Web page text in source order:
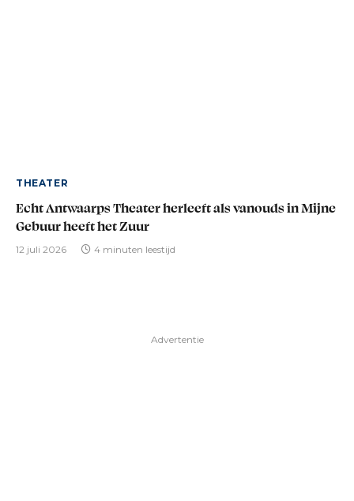
THEATER
Echt Antwaarps Theater herleeft als vanouds in Mijne
Gebuur heeft het Zuur
12 juli 2026 4 minuten leestijd
Advertentie